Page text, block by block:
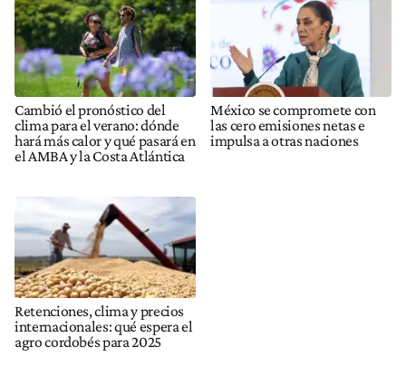
Cambió el pronóstico del
clima para el verano: dónde
hará más calor y qué pasará en
el AMBA y la Costa Atlántica
México se compromete con
las cero emisiones netas e
impulsa a otras naciones
Retenciones, clima y precios
internacionales: qué espera el
agro cordobés para 2025